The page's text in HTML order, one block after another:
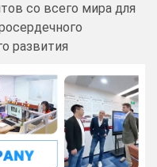
со всего мира для
развития